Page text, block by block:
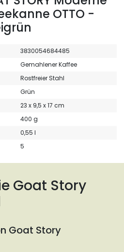
OTTO -
3830054684485
Gemahlener Kaffee
Rostfreier Stahl
Grün
23 x 9,5 x 17 cm
400 g
0,55 l
5
Goat Story
Goat Story